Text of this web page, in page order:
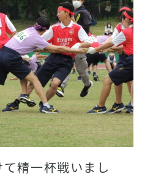
精一杯戦いまし